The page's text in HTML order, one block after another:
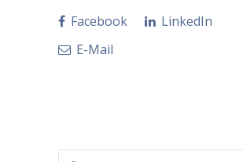
Facebook
LinkedIn
E-Mail